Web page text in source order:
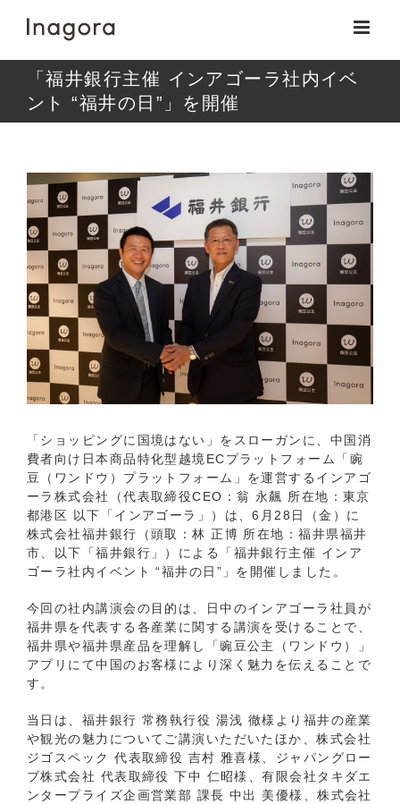
「福井銀行主催 インアゴーラ社内イベ
ント “福井の日”」を開催
View
Larger
Image
「ショッピングに国境はない」をスローガンに、中国消
費者向け日本商品特化型越境ECプラットフォーム「豌
豆（ワンドウ）プラットフォーム」を運営するインアゴ
ーラ株式会社（代表取締役CEO：翁 永飆 所在地：東京
都港区 以下「インアゴーラ」）は、6月28日（金）に
株式会社福井銀行（頭取：林 正博 所在地：福井県福井
市、以下「福井銀行」）による「福井銀行主催 インア
ゴーラ社内イベント “福井の日”」を開催しました。
今回の社内講演会の目的は、日中のインアゴーラ社員が
福井県を代表する各産業に関する講演を受けることで、
福井県や福井県産品を理解し「豌豆公主（ワンドウ）」
アプリにて中国のお客様により深く魅力を伝えることで
す。
当日は、福井銀行 常務執行役 湯浅 徹様より福井の産業
や観光の魅力についてご講演いただいたほか、株式会社
ジゴスペック 代表取締役 吉村 雅喜様、ジャパングロー
ブ株式会社 代表取締役 下中 仁昭様、有限会社タキダエ
ンタープライズ企画営業部 課長 中出 美優様、株式会社